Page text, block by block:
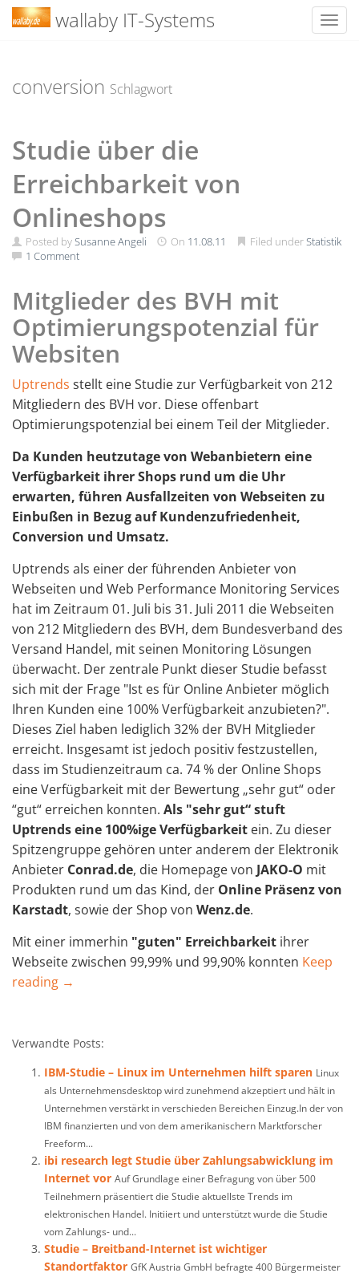
wallaby IT-Systems
conversion Schlagwort
Studie über die
Erreichbarkeit von
Onlineshops
Posted bySusanne Angeli On 11.08.11 Filed underStatistik
1 Comment
Mitglieder des BVH mit
Optimierungspotenzial für
Websiten
Uptrends stellt eine Studie zur Verfügbarkeit von 212
Mitgliedern des BVH vor. Diese offenbart
Optimierungspotenzial bei einem Teil der Mitglieder.
Da Kunden heutzutage von Webanbietern eine
Verfügbarkeit ihrer Shops rund um die Uhr
erwarten, führen Ausfallzeiten von Webseiten zu
Einbußen in Bezug auf Kundenzufriedenheit,
Conversion und Umsatz.
Uptrends als einer der führenden Anbieter von
Webseiten und Web Performance Monitoring Services
hat im Zeitraum 01. Juli bis 31. Juli 2011 die Webseiten
von 212 Mitgliedern des BVH, dem Bundesverband des
Versand Handel, mit seinen Monitoring Lösungen
überwacht. Der zentrale Punkt dieser Studie befasst
sich mit der Frage "Ist es für Online Anbieter möglich
Ihren Kunden eine 100% Verfügbarkeit anzubieten?".
Dieses Ziel haben lediglich 32% der BVH Mitglieder
erreicht. Insgesamt ist jedoch positiv festzustellen,
dass im Studienzeitraum ca. 74 % der Online Shops
eine Verfügbarkeit mit der Bewertung „sehr gut“ oder
“gut“ erreichen konnten. Als "sehr gut“ stuft
Uptrends eine 100%ige Verfügbarkeit ein. Zu dieser
Spitzengruppe gehören unter anderem der Elektronik
Anbieter Conrad.de, die Homepage von JAKO-O mit
Produkten rund um das Kind, der Online Präsenz von
Karstadt, sowie der Shop von Wenz.de.
Mit einer immerhin "guten" Erreichbarkeit ihrer
Webseite zwischen 99,99% und 99,90% konnten Keep
reading →
Verwandte Posts:
IBM-Studie – Linux im Unternehmen hilft sparen Linux
als Unternehmensdesktop wird zunehmend akzeptiert und hält in
Unternehmen verstärkt in verschieden Bereichen Einzug.In der von
IBM finanzierten und von dem amerikanischern Marktforscher
Freeform...
ibi research legt Studie über Zahlungsabwicklung im
Internet vor Auf Grundlage einer Befragung von über 500
Teilnehmern präsentiert die Studie aktuellste Trends im
elektronischen Handel. Initiiert und unterstützt wurde die Studie
vom Zahlungs- und...
Studie – Breitband-Internet ist wichtiger
Standortfaktor GfK Austria GmbH befragte 400 Bürgermeister